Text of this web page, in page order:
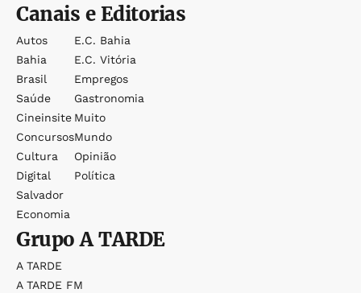
Canais e Editorias
Autos
Bahia
Brasil
Saúde
Cineinsite
Concursos
Cultura
Digital
Salvador
Economia
E.c. Bahia
E.c. Vitória
Empregos
Gastronomia
Muito
Mundo
Opinião
Política
GrupoA TARDE
A TARDE
A TARDE FM